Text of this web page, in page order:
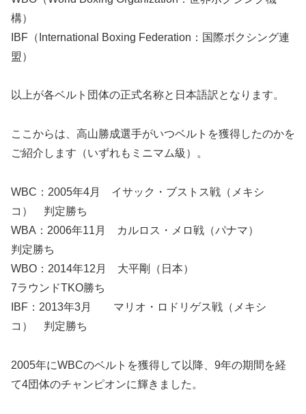
構）
IBF（International Boxing Federation：国際ボクシング連
盟）
以上が各ベルト団体の正式名称と日本語訳となります。
ここからは、高山勝成選手がいつベルトを獲得したのかを
ご紹介します（いずれもミニマム級）。
WBC：2005年4月 イサック・ブストス戦（メキシ
コ） 判定勝ち
WBA：2006年11月 カルロス・メロ戦（パナマ）
判定勝ち
WBO：2014年12月 大平剛（日本）
7ラウンドTKO勝ち
IBF：2013年3月 マリオ・ロドリゲス戦（メキシ
コ） 判定勝ち
2005年にWBCのベルトを獲得して以降、9年の期間を経
て4団体のチャンピオンに輝きました。